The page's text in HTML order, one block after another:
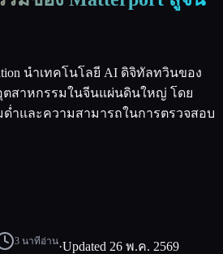
นำเทคโนโลยี AI ดิจิทัลทวินของ
ตสาหกรรมในจีนแผ่นดินใหญ่ โดย
ด่ำและความสามารถในการตรวจสอบ
3 นาทีอ่าน·Updated 26 พ.ค. 2569